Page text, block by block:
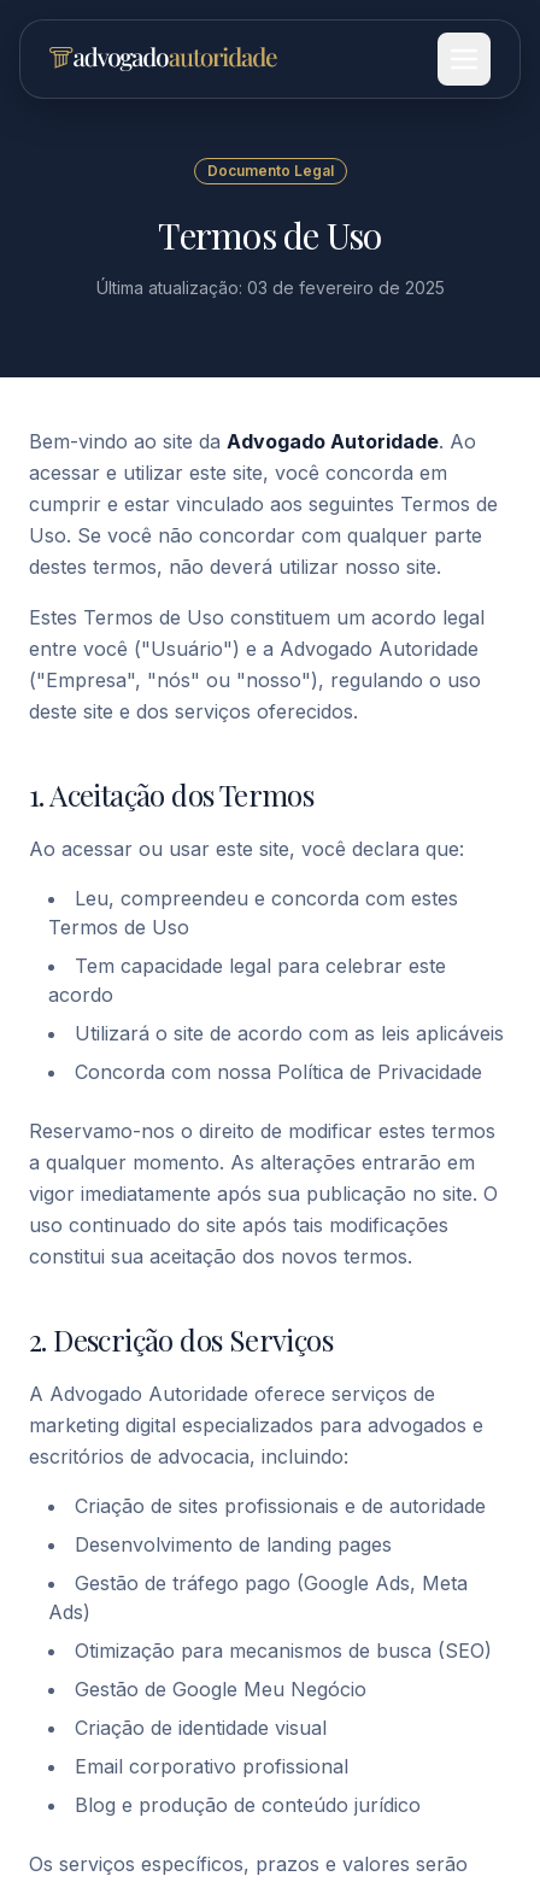
Documento Legal
Termos de Uso
Última atualização: 03 de fevereiro de 2025
Bem-vindo ao site da Advogado Autoridade. Ao
acessar e utilizar este site, você concorda em
cumprir e estar vinculado aos seguintes Termos de
Uso. Se você não concordar com qualquer parte
destes termos, não deverá utilizar nosso site.
Estes Termos de Uso constituem um acordo legal
entre você ("Usuário") e a Advogado Autoridade
("Empresa", "nós" ou "nosso"), regulando o uso
deste site e dos serviços oferecidos.
1. Aceitação dos Termos
Ao acessar ou usar este site, você declara que:
Leu, compreendeu e concorda com estes
Termos de Uso
Tem capacidade legal para celebrar este
acordo
Utilizará o site de acordo com as leis aplicáveis
Concorda com nossa Política de Privacidade
Reservamo-nos o direito de modificar estes termos
a qualquer momento. As alterações entrarão em
vigor imediatamente após sua publicação no site. O
uso continuado do site após tais modificações
constitui sua aceitação dos novos termos.
2. Descrição dos Serviços
A Advogado Autoridade oferece serviços de
marketing digital especializados para advogados e
escritórios de advocacia, incluindo:
Criação de sites profissionais e de autoridade
Desenvolvimento de landing pages
Gestão de tráfego pago (Google Ads, Meta
Ads)
Otimização para mecanismos de busca (SEO)
Gestão de Google Meu Negócio
Criação de identidade visual
Email corporativo profissional
Blog e produção de conteúdo jurídico
Os serviços específicos, prazos e valores serão